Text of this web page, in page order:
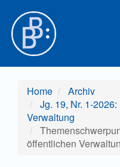
Hauptinhalt
Sidebar
Home
Archiv
Jg. 19, Nr. 1-
Verwaltung
öffentlichen